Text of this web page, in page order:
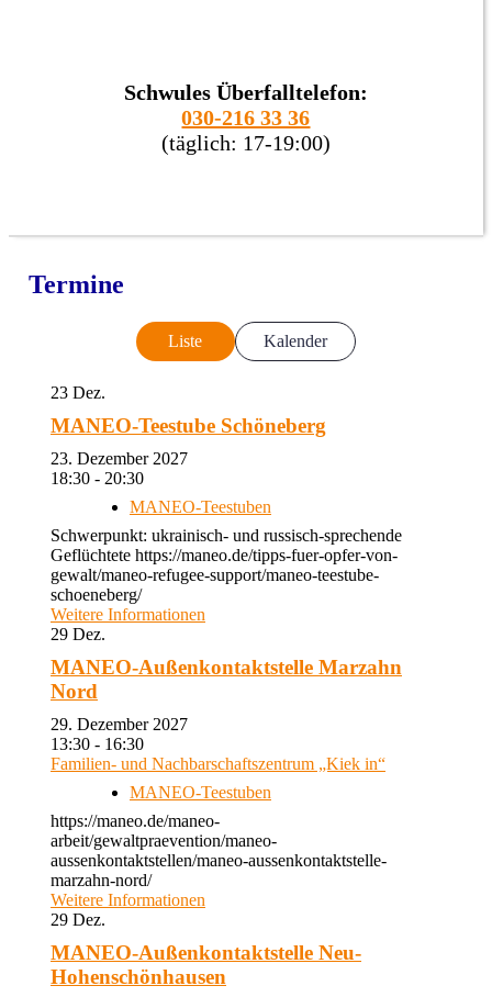
Schwules Überfalltelefon:
030-216 33 36
(täglich: 17-19:00)
Termine
Liste Kalender
23 Dez.
MANEO-Teestube Schöneberg
23. Dezember 2027
18:30 - 20:30
MANEO-Teestuben
Schwerpunkt: ukrainisch- und russisch-sprechende
Geflüchtete https://maneo.de/tipps-fuer-opfer-von-
gewalt/maneo-refugee-support/maneo-teestube-
schoeneberg/
Weitere Informationen
29 Dez.
MANEO-Außenkontaktstelle Marzahn
Nord
29. Dezember 2027
13:30 - 16:30
Familien- und Nachbarschaftszentrum „Kiek in“
MANEO-Teestuben
https://maneo.de/maneo-
arbeit/gewaltpraevention/maneo-
aussenkontaktstellen/maneo-aussenkontaktstelle-
marzahn-nord/
Weitere Informationen
29 Dez.
MANEO-Außenkontaktstelle Neu-
Hohenschönhausen